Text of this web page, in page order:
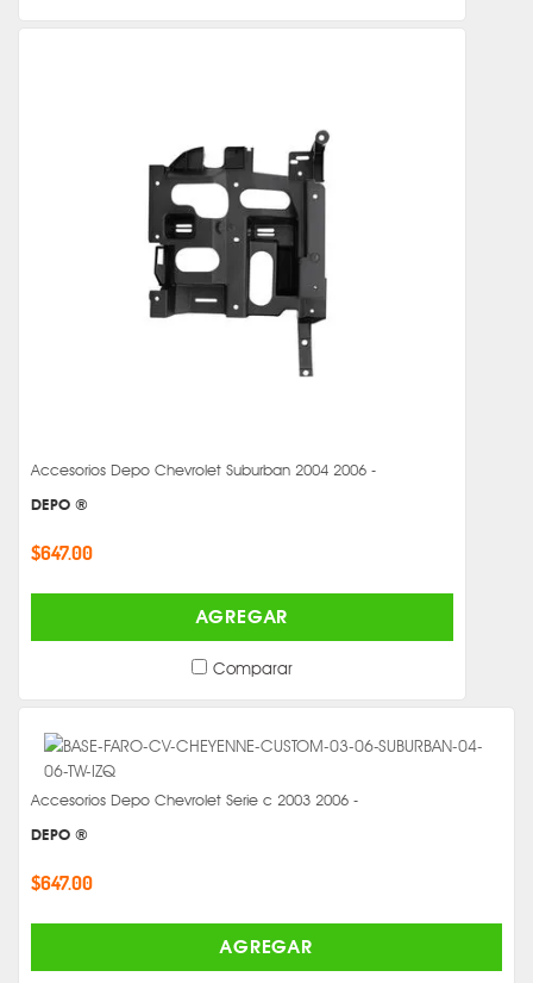
Accesorios Depo Chevrolet Suburban 2004 2006 -
DEPO ®
$647.00
AGREGAR
Comparar
Accesorios Depo Chevrolet Serie c 2003 2006 -
DEPO ®
$647.00
AGREGAR